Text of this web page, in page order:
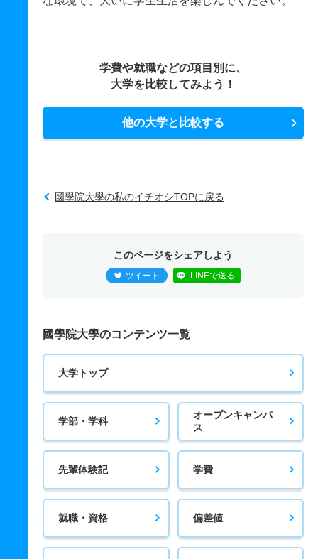
学費や就職などの項目別に、
大学を比較してみよう！
他の大学と比較する
國學院大學の私のイチオシTOPに戻る
このページをシェアしよう
ツイート LINEで送る
國學院大學のコンテンツ一覧
大学トップ
学部・学科
オープンキャンパ
ス
先輩体験記 学費
就職・資格 偏差値